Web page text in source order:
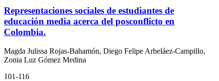
Representaciones sociales de estudiantes de
educación media acerca del posconflicto en
Colombia.
Magda Julissa Rojas-Bahamón, Diego Felipe Arbeláez-Campillo,
Zonia Luz Gómez Medina
101-116